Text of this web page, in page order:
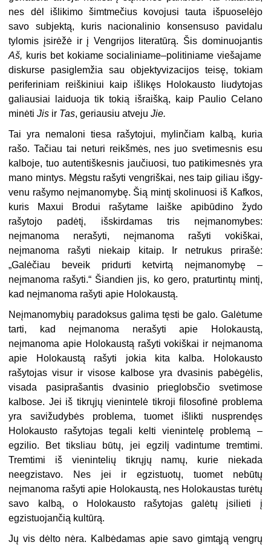
nes dėl išliki­mo šimtmečius kovojusi tauta išpuoselėjo
savo subjektą, kuris nacionalinio kon­sensuso pavidalu
tylomis įsirėžė ir į Vengrijos literatūrą. Šis dominuojantis
Aš, kuris bet kokiame socialiniame–politiniame viešajame
diskurse pasiglemžia sau objektyvizacijos teisę, tokiam
periferiniam reiškiniui kaip išlikęs Holokausto liu­dytojas
galiausiai laiduoja tik tokią išraišką, kaip Paulio Celano
minėti Jis ir Tas, geriausiu atveju Jie.
Tai yra nemaloni tiesa rašytojui, mylinčiam kalbą, kuria
rašo. Tačiau tai ne­turi reikšmės, nes juo svetimesnis esu
kalboje, tuo autentiškesnis jaučiuosi, tuo patikimesnės yra
mano mintys. Mėgstu rašyti vengriškai, nes taip giliau išgy­
venu rašymo neįmanomybę. Šią mintį skolinuosi iš Kafkos,
kuris Maxui Brodui rašytame laiške apibūdino žydo
rašytojo padėtį, išskirdamas tris neįmanomybes:
neįmanoma nerašyti, neįmanoma rašyti vokiškai,
neįmanoma rašyti niekaip kitaip. Ir netrukus prirašė:
„Galėčiau beveik pridurti ketvirtą neįmanomybę –
neįmanoma rašyti.“ Šiandien jis, ko gero, praturtintų mintį,
kad neįmanoma rašyti apie Holokaustą.
Neįmanomybių paradoksus galima tęsti be galo. Galėtume
tarti, kad neįma­noma nerašyti apie Holokaustą,
neįmanoma apie Holokaustą rašyti vokiškai ir neįmanoma
apie Holokaustą rašyti jokia kita kalba. Holokausto
rašytojas visur ir visose kalbose yra dvasinis pabėgėlis,
visada pasiprašantis dvasinio prie­globsčio svetimose
kalbose. Jei iš tikrųjų vienintelė tikroji filosofinė problema
yra savižudybės problema, tuomet išlikti nusprendęs
Holokausto rašytojas tegali kelti vienintelę problemą –
egzilio. Bet tiksliau būtų, jei egzilį vadintume trem­timi.
Tremtimi iš vienintelių tikrųjų namų, kurie niekada
neegzistavo. Nes jei ir egzistuotų, tuomet nebūtų
neįmanoma rašyti apie Holokaustą, nes Holokaustas turėtų
savo kalbą, o Holokausto rašytojas galėtų įsilieti į
egzistuojančią kultūrą.
Jų vis dėlto nėra. Kalbėdamas apie savo gimtąją vengrų